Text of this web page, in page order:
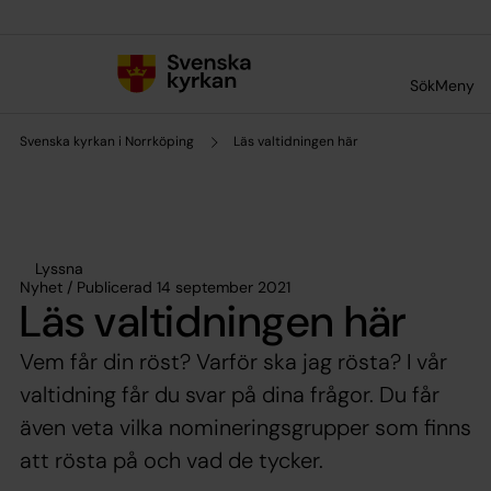
SökMeny
Svenska kyrkan i Norrköping Läs valtidningen här
Lyssna
Nyhet / Publicerad 14 september 2021
Läs valtidningen här
Vem får din röst? Varför ska jag rösta? I vår
valtidning får du svar på dina frågor. Du får
även veta vilka nomineringsgrupper som finns
att rösta på och vad de tycker.